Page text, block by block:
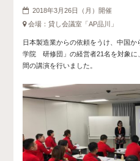
2018年3月26日（月）開催
会場：貸し会議室「AP品川」
日本製造業からの依頼をうけ、中国
学院 研修団」の経営者21名を対象に
間の講演を行いました。